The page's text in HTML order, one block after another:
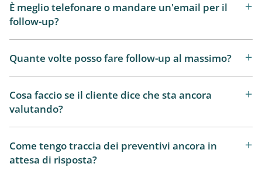
È meglio telefonare o mandare un'email per il
follow-up?
Quante volte posso fare follow-up al massimo?
Cosa faccio se il cliente dice che sta ancora
valutando?
Come tengo traccia dei preventivi ancora in
attesa di risposta?